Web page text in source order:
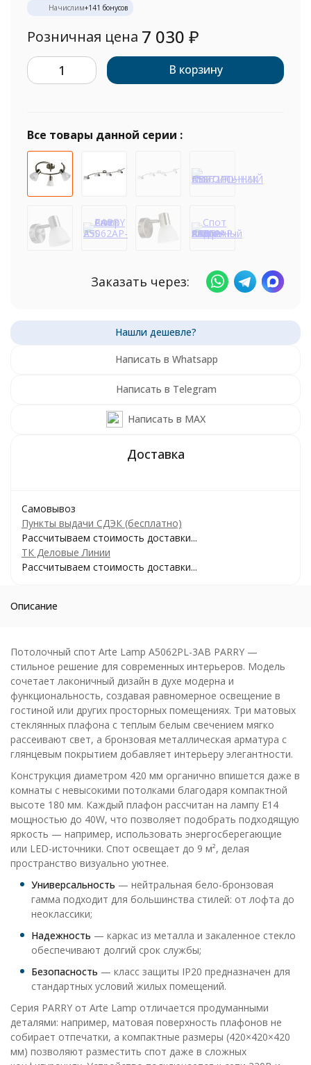
Начислим+141 бонусов
Розничная цена 7 030 ₽
В корзину
Все товары данной серии :
Заказать через:
Написать в Whatsapp
Написать в Telegram
Написать в MAX
Самовывоз
Пункты выдачи СДЭК (бесплатно)
Рассчитываем стоимость доставки...
ТК Деловые Линии
Рассчитываем стоимость доставки...
Описание
Потолочный спот Arte Lamp A5062PL-3AB PARRY —
стильное решение для современных интерьеров. Модель
сочетает лаконичный дизайн в духе модерна и
функциональность, создавая равномерное освещение в
гостиной или других просторных помещениях. Три матовых
стеклянных плафона с теплым белым свечением мягко
рассеивают свет, а бронзовая металлическая арматура с
глянцевым покрытием добавляет интерьеру элегантности.
Конструкция диаметром 420 мм органично впишется даже в
комнаты с невысокими потолками благодаря компактной
высоте 180 мм. Каждый плафон рассчитан на лампу E14
мощностью до 40W, что позволяет подобрать подходящую
яркость — например, использовать энергосберегающие
или LED-источники. Спот освещает до 9 м², делая
пространство визуально уютнее.
Универсальность — нейтральная бело-бронзовая
гамма подходит для большинства стилей: от лофта до
неоклассики;
Надежность — каркас из металла и закаленное стекло
обеспечивают долгий срок службы;
Безопасность — класс защиты IP20 предназначен для
стандартных условий жилых помещений.
Серия PARRY от Arte Lamp отличается продуманными
деталями: например, матовая поверхность плафонов не
собирает отпечатки, а компактные размеры (420×420×420
мм) позволяют разместить спот даже в сложных